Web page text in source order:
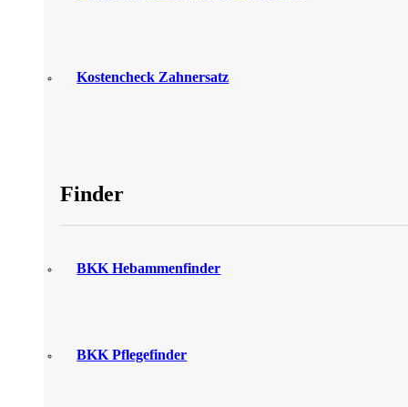
Kostencheck Zahnersatz
Finder
BKK Hebammenfinder
BKK Pflegefinder